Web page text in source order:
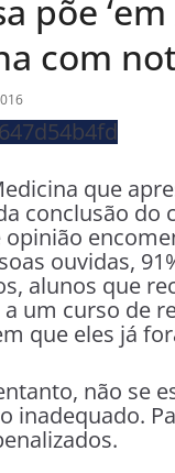
põe
com
que
conclusão do
opinião
ouvidas,
alunos que
um curso de
que eles já
não se
inadequado.